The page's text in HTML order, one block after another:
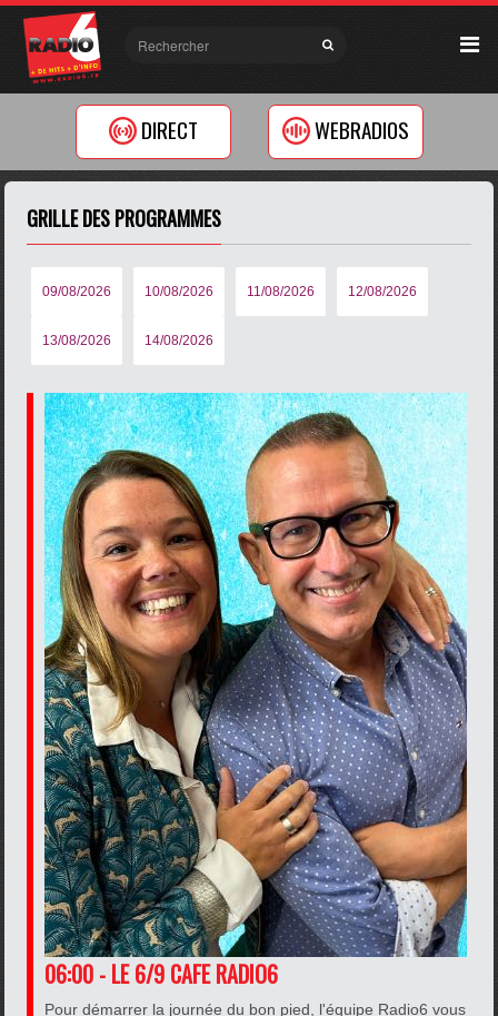
DIRECT WEBRADIOS
GRILLE DES PROGRAMMES
09/08/2026 10/08/2026 11/08/2026 12/08/2026
13/08/2026 14/08/2026
06:00 - LE 6/9 CAFE RADIO6
Pour démarrer la journée du bon pied, l'équipe Radio6 vous